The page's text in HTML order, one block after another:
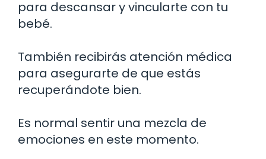
para descansar y vincularte con tu
bebé.
También recibirás atención médica
para asegurarte de que estás
recuperándote bien.
Es normal sentir una mezcla de
emociones en este momento.